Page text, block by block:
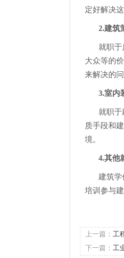
定好解决
2.建筑
就职
大众等的
来解决的
3.室内
就职
质手段和
境。
4.其他
建筑学
培训参与
上一篇： 工
下一篇： 工